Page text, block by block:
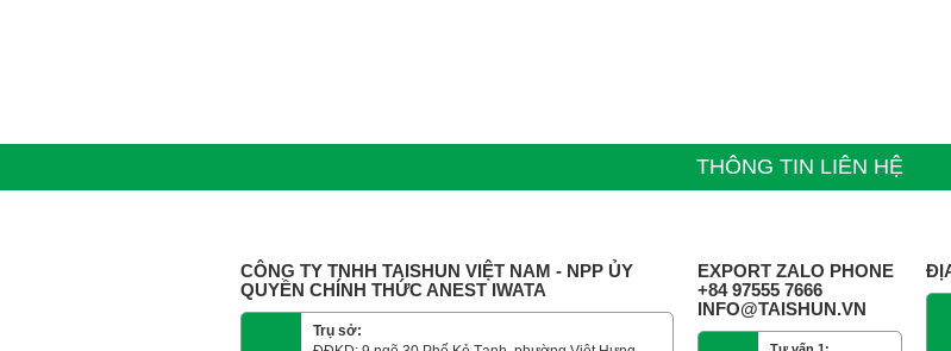
THÔNG TIN LIÊN HỆ
CÔNG TY TNHH TAISHUN VIỆT NAM - NPP ỦY
QUYỀN CHÍNH THỨC ANEST IWATA
Trụ sở:
EXPORT ZALO PHONE
+84 97555 7666
INFO@TAISHUN.VN